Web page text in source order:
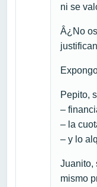
ni se
Â¿No
Pepito,
–
– la
– y lo
Juanito,
mismo